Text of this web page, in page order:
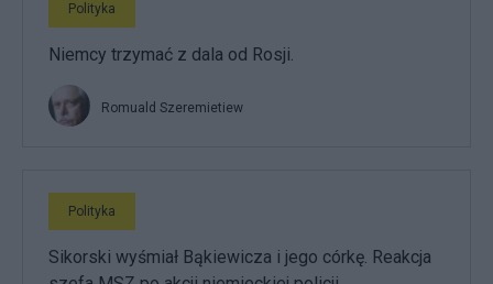
Polityka
Niemcy trzymać z dala od Rosji.
Romuald Szeremietiew
Polityka
Sikorski wyśmiał Bąkiewicza i jego córkę. Reakcja